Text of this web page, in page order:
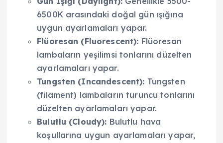
6500K arasındaki doğal gün ışığına
uygun ayarlamaları yapar.
Flüoresan (Fluorescent): Flüoresan
lambaların yeşilimsi tonlarını düzelten
ayarlamaları yapar.
Tungsten (Incandescent): Tungsten
(filament) lambaların turuncu tonlarını
düzelten ayarlamaları yapar.
Bulutlu (Cloudy): Bulutlu hava
koşullarına uygun ayarlamaları yapar,